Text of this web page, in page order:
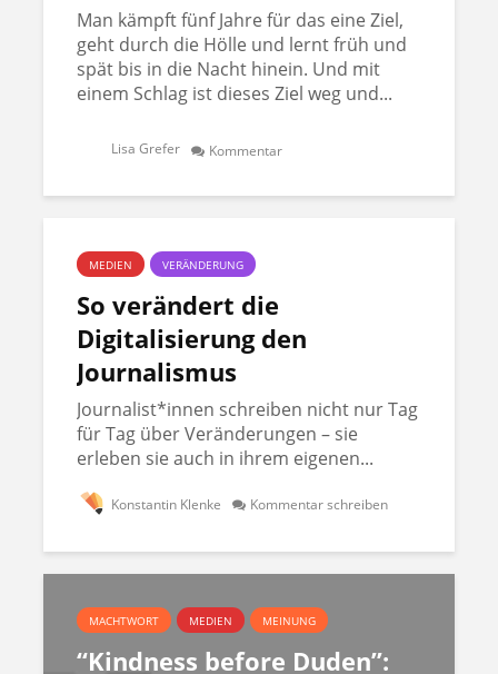
Man kämpft fünf Jahre für das eine Ziel,
geht durch die Hölle und lernt früh und
spät bis in die Nacht hinein. Und mit
einem Schlag ist dieses Ziel weg und...
Lisa Grefer Kommentar
MEDIEN VERÄNDERUNG
So verändert die
Digitalisierung den
Journalismus
Journalist*innen schreiben nicht nur Tag
für Tag über Veränderungen – sie
erleben sie auch in ihrem eigenen...
Konstantin Klenke Kommentar schreiben
MACHTWORT MEDIEN MEINUNG
“Kindness before Duden”: